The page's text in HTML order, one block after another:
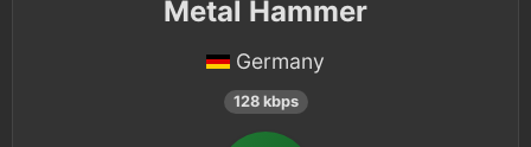
Metal Hammer
Germany
128 kbps